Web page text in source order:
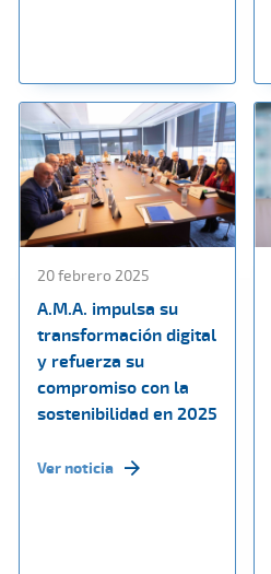
20 febrero 2025
A.M.A. impulsa su
transformación digital
y refuerza su
compromiso con la
sostenibilidad en 2025
Ver noticia